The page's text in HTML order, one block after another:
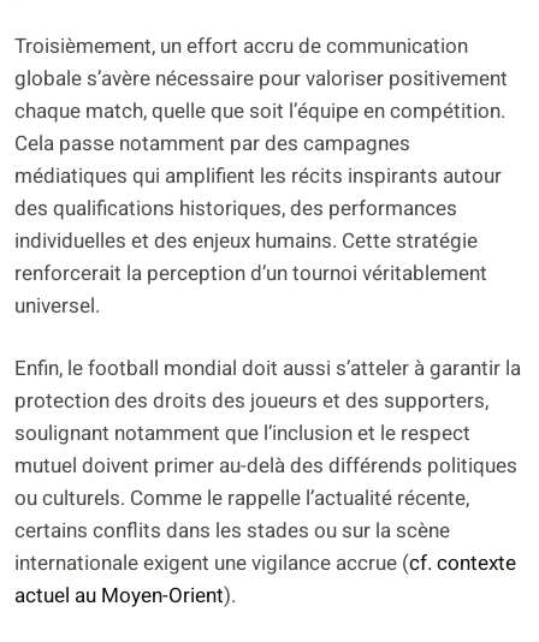
Troisièmement, un effort accru de communication
globale s’avère nécessaire pour valoriser positivement
chaque match, quelle que soit l’équipe en compétition.
Cela passe notamment par des campagnes
médiatiques qui amplifient les récits inspirants autour
des qualifications historiques, des performances
individuelles et des enjeux humains. Cette stratégie
renforcerait la perception d’un tournoi véritablement
universel.
Enfin, le football mondial doit aussi s’atteler à garantir la
protection des droits des joueurs et des supporters,
soulignant notamment que l’inclusion et le respect
mutuel doivent primer au-delà des différends politiques
ou culturels. Comme le rappelle l’actualité récente,
certains conflits dans les stades ou sur la scène
internationale exigent une vigilance accrue (cf. contexte
actuel au Moyen-Orient).